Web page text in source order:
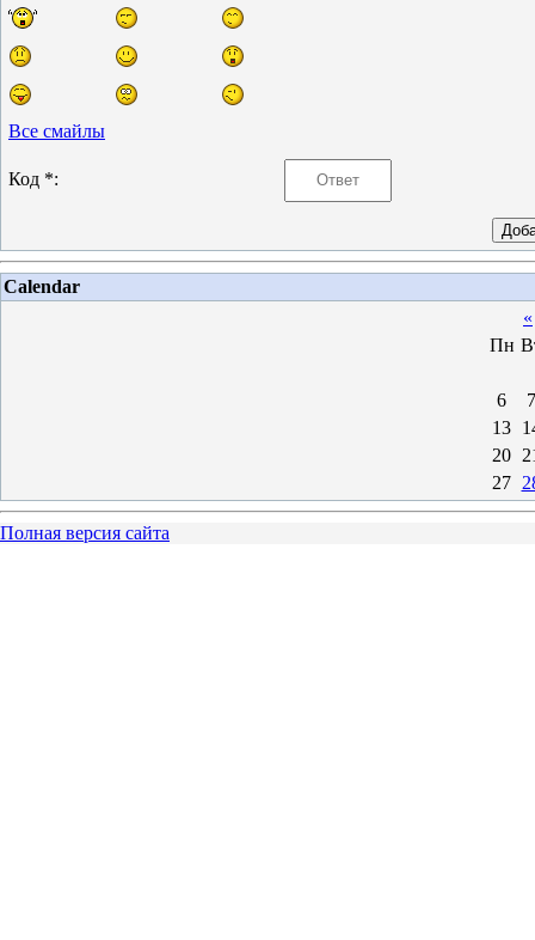
Все смайлы
Код *:
Calendar
«
Пн
6
7
13
20
27
Полная версия сайта